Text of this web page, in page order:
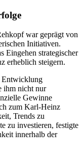
war geprägt von
Initiativen.
Eingehen strategischer
erheblich steigern.
Entwicklung
ihm nicht nur
Gewinne
zum Karl-Heinz
Trends zu
zu investieren, festigte
innerhalb der